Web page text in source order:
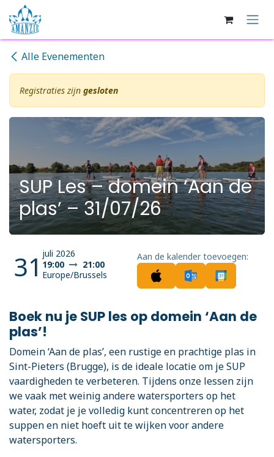
Overslaan naar inhoud
Alle Evenementen
Registraties zijn gesloten
SUP Les – domein ‘Aan de
plas’ – 31/07/26
31juli 2026
19:00
21:00
Europe/Brussels
Aan de kalender toevoegen:
Boek nu je SUP les op domein ‘Aan de
plas’!
Domein ‘Aan de plas’, een rustige en prachtige plas in
Sint-Pieters (Brugge), is de ideale locatie om je SUP
vaardigheden te verbeteren. Tijdens onze lessen zijn
we vaak met weinig andere watersporters op het
water, zodat je je volledig kunt concentreren op het
suppen en niet hoeft uit te wijken voor andere
watersporters.